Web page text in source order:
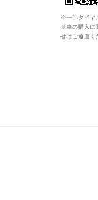
※一部ダイヤ
※車の購入に
せはご遠慮く